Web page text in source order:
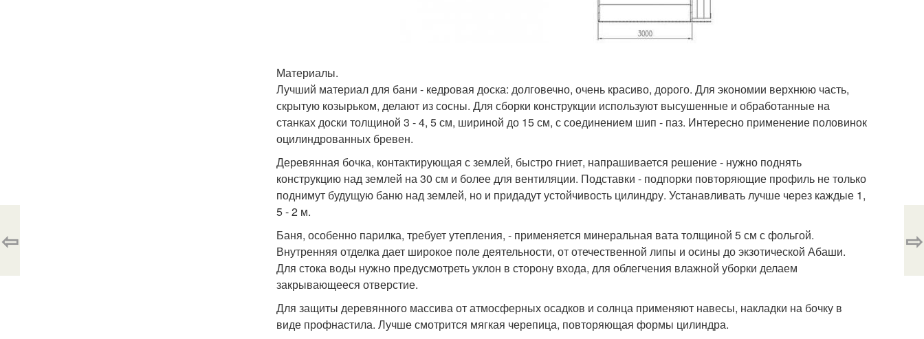
Материалы.
Лучший материал для бани - кедровая доска: долговечно, очень красиво, дорого. Для экономии верхнюю часть,
скрытую козырьком, делают из сосны. Для сборки конструкции используют высушенные и обработанные на
станках доски толщиной 3 - 4, 5 см, шириной до 15 см, с соединением шип - паз. Интересно применение половинок
оцилиндрованных бревен.
Деревянная бочка, контактирующая с землей, быстро гниет, напрашивается решение - нужно поднять
конструкцию над землей на 30 см и более для вентиляции. Подставки - подпорки повторяющие профиль не только
поднимут будущую баню над землей, но и придадут устойчивость цилиндру. Устанавливать лучше через каждые 1,
5 - 2 м.
Баня, особенно парилка, требует утепления, - применяется минеральная вата толщиной 5 см с фольгой.
Внутренняя отделка дает широкое поле деятельности, от отечественной липы и осины до экзотической Абаши.
Для стока воды нужно предусмотреть уклон в сторону входа, для облегчения влажной уборки делаем
закрывающееся отверстие.
Для защиты деревянного массива от атмосферных осадков и солнца применяют навесы, накладки на бочку в
виде профнастила. Лучше смотрится мягкая черепица, повторяющая формы цилиндра.
⇦ ⇨